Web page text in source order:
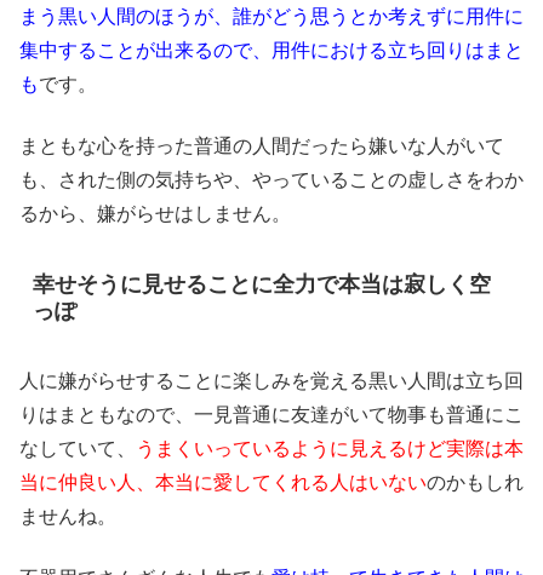
まう黒い人間のほうが、誰がどう思うとか考えずに用件に
集中することが出来るので、用件における立ち回りはまと
もです。
まともな心を持った普通の人間だったら嫌いな人がいて
も、された側の気持ちや、やっていることの虚しさをわか
るから、嫌がらせはしません。
幸せそうに見せることに全力で本当は寂しく空
っぽ
人に嫌がらせすることに楽しみを覚える黒い人間は立ち回
りはまともなので、一見普通に友達がいて物事も普通にこ
なしていて、
うまくいっているように見えるけど実際は本
当に仲良い人、本当に愛してくれる人はいないのかもしれ
ませんね。